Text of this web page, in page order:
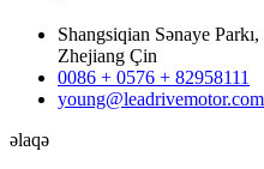
Shangsiqian Sənaye
Zhejiang Çin
0086 + 0576 + 82958111
young@leadrivemotor.com
əlaqə